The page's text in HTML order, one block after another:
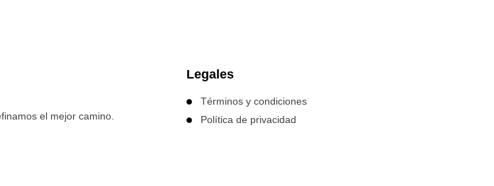
el mejor camino.
Legales
Términos y condiciones
Política de privacidad